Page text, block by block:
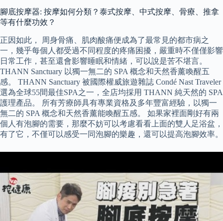
腳底按摩器: 按摩如何分類？泰式按摩、中式按摩、骨療、推拿
等有什麼功效？
正因如此， 周身骨痛、肌肉酸痛便成為了最常見的都市病之
一，幾乎每個人都受過不同程度的疼痛困擾，嚴重時不僅僅影響
日常工作，甚至還會影響睡眠和情緒，可以說是苦不堪言。
THANN Sanctuary 以獨一無二的 SPA 概念和天然香薰喚醒五
感。 THANN Sanctuary 被國際權威旅遊雜誌 Condé Nast Traveler
選為全球55間最佳SPA之一，全店均採用 THANN 純天然的 SPA
護理產品。 所有芳療師具有專業資格及多年豐富經驗，以獨一
無二的 SPA 概念和天然香薰能喚醒五感。 如果家裡面剛好有兩
個人有泡腳的需要，那麼不妨可以考慮看看上面的雙人足浴盆，
有了它，不僅可以感受一同泡腳的樂趣，還可以提高泡腳效率。